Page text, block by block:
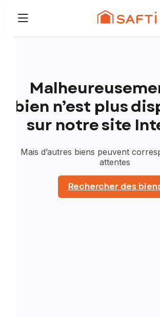
bien n’est plus
sur notre site
Mais d’autres biens peuvent
attentes
Rechercher des